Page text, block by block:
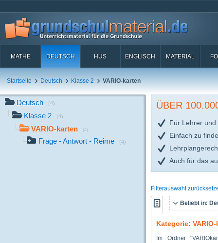
MATHE DEUTSCH HUS ENGLISCH MATERIAL
Startseite Deutsch Klasse 2 VARIO-karten
Deutsch (4)
Klasse 2 (4)
VARIO-karten (4)
Frage - Antwort - Reime (4)
ÜBER
Für Lehrer und
Einfach zu
Auch für das
Filterauswahl
Beliebt in:
Kategorie:
Im Ordner
mit Druckvorlagen zu